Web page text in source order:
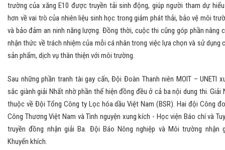
trường của xăng E10 được truyền tải sinh động, giúp người tham dự
hơn về vai trò của nhiên liệu sinh học trong giảm phát thải, bảo vệ môi
và bảo đảm an ninh năng lượng. Đồng thời, cuộc thi cũng góp phần nâng
nhận thức về trách nhiệm của mỗi cá nhân trong việc lựa chọn và sử dụng
sản phẩm, dịch vụ thân thiện với môi trường.
Sau những phần tranh tài gay cấn, Đội Đoàn Thanh niên MOIT – UNETI
sắc giành giải Nhất nhờ phần thể hiện đồng đều ở cả ba nội dung thi. Giải
thuộc về Đội Tổng Công ty Lọc hóa dầu Việt Nam (BSR). Hai đội Công
Công Thương Việt Nam và Tình nguyện xung kích - Học viện Báo chí và
truyền đồng nhận giải Ba. Đội Báo Nông nghiệp và Môi trường nhận
Khuyến khích.